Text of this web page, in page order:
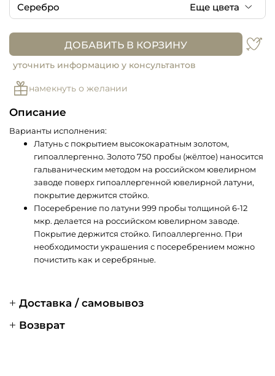
Серебро Еще цвета
ДОБАВИТЬ В КОРЗИНУ
уточнить информацию у консультантов
намекнуть о желании
Описание
Варианты исполнения:
Латунь с покрытием высококаратным золотом,
гипоаллергенно. Золото 750 пробы (жёлтое) наносится
гальваническим методом на российском ювелирном
заводе поверх гипоаллергенной ювелирной латуни,
покрытие держится стойко.
Посеребрение по латуни 999 пробы толщиной 6-12
мкр. делается на российском ювелирном заводе.
Покрытие держится стойко. Гипоаллергенно. При
необходимости украшения с посеребрением можно
почистить как и серебряные.
Доставка / самовывоз
Возврат